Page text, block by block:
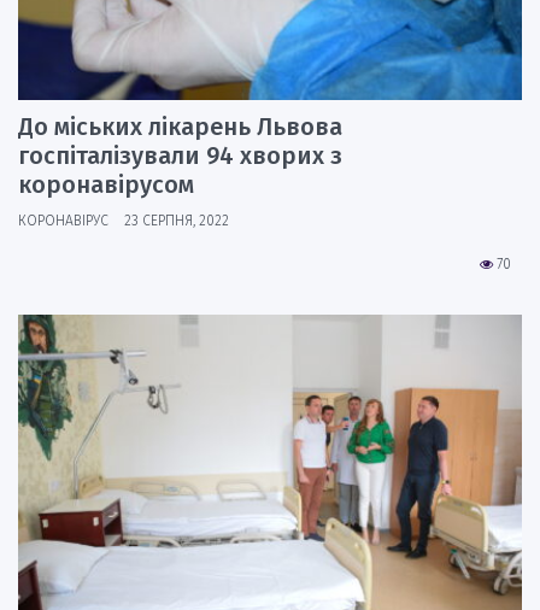
До міських лікарень Львова
госпіталізували 94 хворих з
коронавірусом
КОРОНАВІРУС 23 СЕРПНЯ, 2022
70